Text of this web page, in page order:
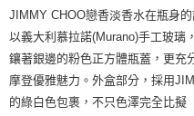
JIMMY CHOO戀香淡香水在瓶身
以義大利慕拉諾(Murano)手工玻璃
鑲著銀邊的粉色正方體瓶蓋，更充
摩登優雅魅力。外盒部分，採用
的綠白色包裹，不只色澤完全比擬